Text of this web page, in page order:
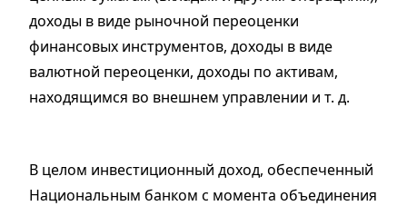
доходы в виде рыночной переоценки
финансовых инструментов, доходы в виде
валютной переоценки, доходы по активам,
находящимся во внешнем управлении и т. д.
В целом инвестиционный доход, обеспеченный
Национальным банком с момента объединения